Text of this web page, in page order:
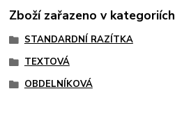
Zboží zařazeno v kategoriích
STANDARDNÍ RAZÍTKA
TEXTOVÁ
OBDELNÍKOVÁ